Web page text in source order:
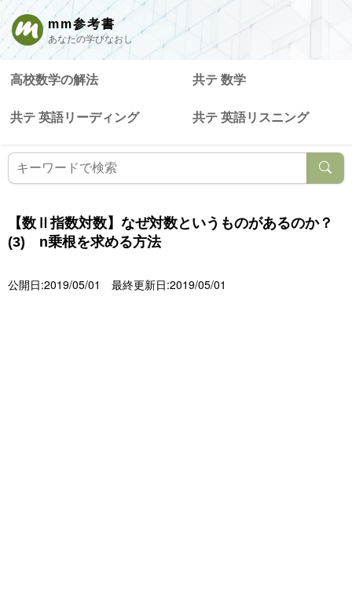
mm参考書
あなたの学びなおし
高校数学の解法 共テ 数学
共テ 英語リーディング 共テ 英語リスニング
【数Ⅱ指数対数】なぜ対数というものがあるのか？
(3) n乗根を求める方法
公開日:2019/05/01 最終更新日:2019/05/01